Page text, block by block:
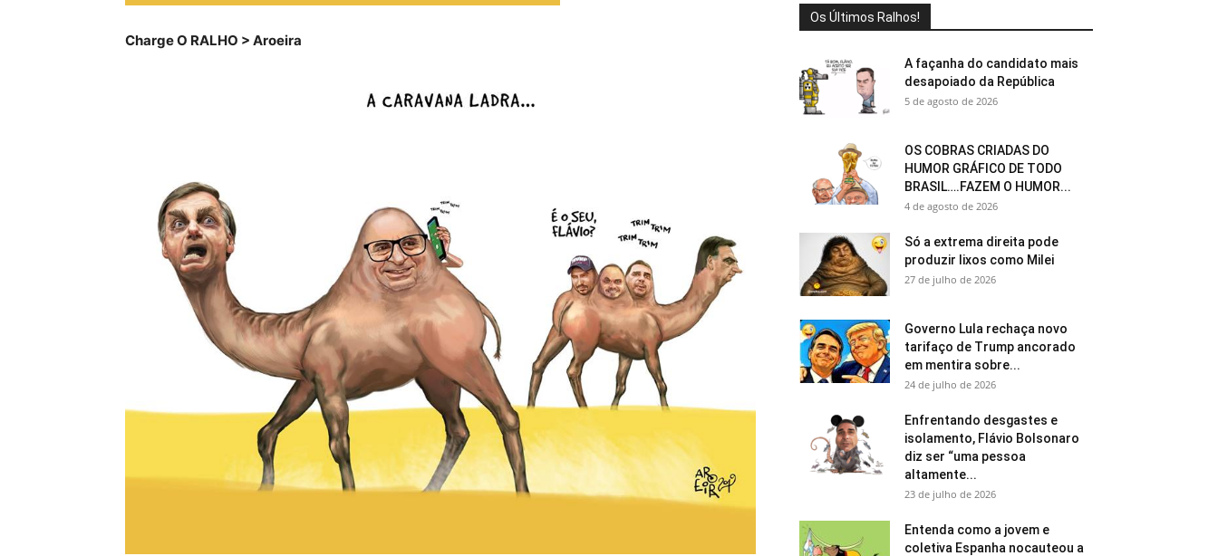
Charge O RALHO > Aroeira
Os Últimos Ralhos!
A façanha do candidato mais
desapoiado da República
5 de agosto de 2026
OS COBRAS CRIADAS DO
HUMOR GRÁFICO DE TODO
BRASIL….FAZEM O HUMOR...
4 de agosto de 2026
Só a extrema direita pode
produzir lixos como Milei
27 de julho de 2026
Governo Lula rechaça novo
tarifaço de Trump ancorado
em mentira sobre...
24 de julho de 2026
Enfrentando desgastes e
isolamento, Flávio Bolsonaro
diz ser “uma pessoa
altamente...
23 de julho de 2026
Entenda como a jovem e
coletiva Espanha nocauteou a